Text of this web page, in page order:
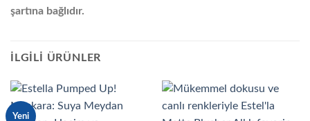
şartına bağlıdır.
İLGILI ÜRÜNLER
Yeni